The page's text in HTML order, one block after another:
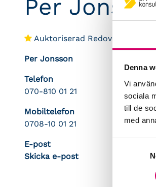
Denna
Vi
sociala
till de
med
Per
Auktoriserad
Per Jonsson
Telefon
070-810 01 21
Mobiltelefon
0708-10 01 21
E-post
Skicka e-post